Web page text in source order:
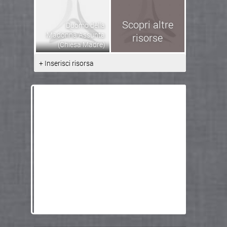
Duomo della
Madonna Assunta
(Chiesa Madre)
Scopri altre
risorse
+ Inserisci risorsa